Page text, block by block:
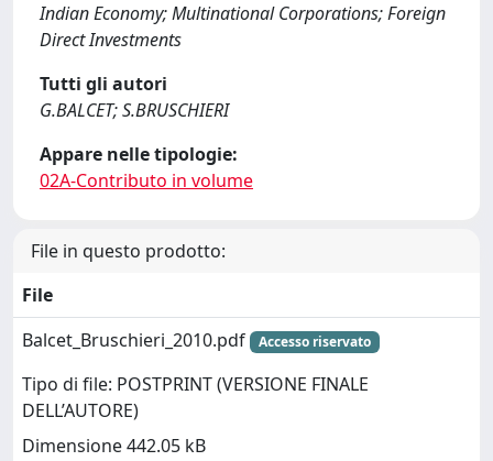
Indian Economy; Multinational Corporations; Foreign
Direct Investments
Tutti gli autori
G.BALCET; S.BRUSCHIERI
Appare nelle tipologie:
02A-Contributo in volume
File in questo prodotto:
File
Balcet_Bruschieri_2010.pdf
Accesso riservato
Tipo di file: POSTPRINT (VERSIONE FINALE
DELL’AUTORE)
Dimensione 442.05 kB